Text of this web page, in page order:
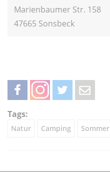
Marienbaumer Str. 158
47665 Sonsbeck
teilen
Tags:
Natur Camping Sommer